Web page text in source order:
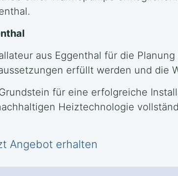
aus Eggenthal für die
erfüllt werden und die
für eine erfolgreiche
Heiztechnologie
Angebot erhalten